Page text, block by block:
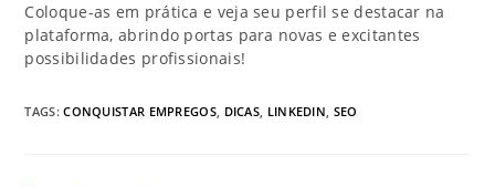
Coloque-as em prática e veja seu perfil se destacar na
plataforma, abrindo portas para novas e excitantes
possibilidades profissionais!
TAGS:CONQUISTAR EMPREGOS, DICAS, LINKEDIN, SEO